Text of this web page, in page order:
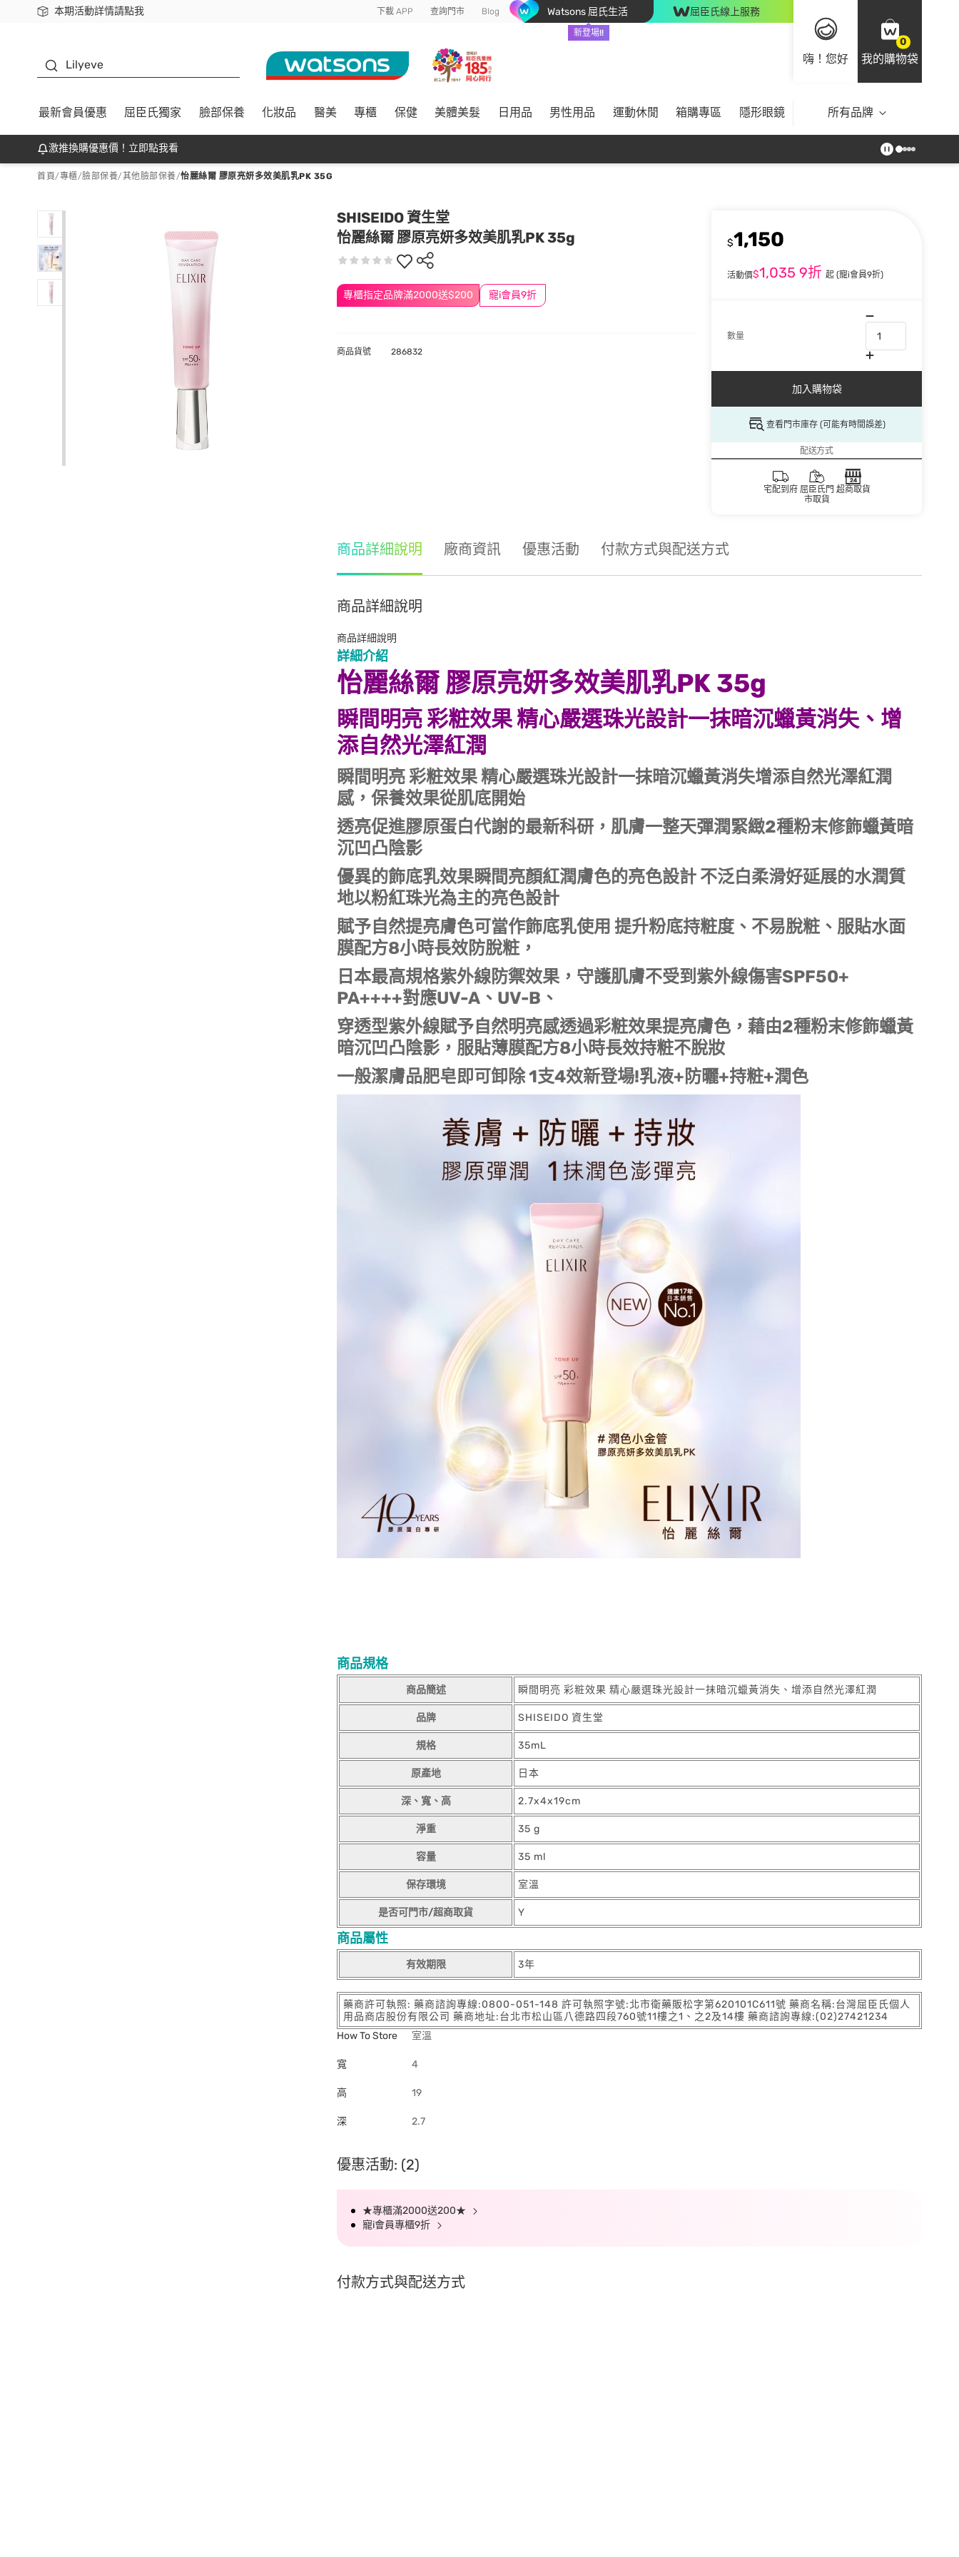
本期活動詳情請點我
下載app最高回饋$350 下載 APP 查詢門市 Blog Watsons 屈氏生活
新登場!!
屈臣氏線上服務
嗨！您好
0
我的購物袋
Lilyeve
最新會員優惠 屈臣氏獨家 臉部保養 化妝品 醫美 專櫃 保健 美體美髮 日用品 男性用品 運動休閒 箱購專區 隱形眼鏡 所有品牌
激推換購優惠價！立即點我看
首頁/專櫃/臉部保養/其他臉部保養/怡麗絲爾 膠原亮妍多效美肌乳PK 35G
SHISEIDO 資生堂
怡麗絲爾 膠原亮妍多效美肌乳PK 35g
專櫃指定品牌滿2000送$200 寵i會員9折
$1,150
活動價$1,035 9折 起 (寵i會員9折)
數量
加入購物袋
查看門市庫存 (可能有時間誤差)
配送方式
宅配到府 屈臣氏門
市取貨
超商取貨
商品貨號 286832
商品詳細說明 廠商資訊 優惠活動 付款方式與配送方式
商品詳細說明
商品詳細說明
詳細介紹
怡麗絲爾 膠原亮妍多效美肌乳PK 35g
瞬間明亮 彩粧效果 精心嚴選珠光設計一抹暗沉蠟黃消失、增
添自然光澤紅潤
瞬間明亮 彩粧效果 精心嚴選珠光設計一抹暗沉蠟黃消失增添自然光澤紅潤
感，保養效果從肌底開始
透亮促進膠原蛋白代謝的最新科研，肌膚一整天彈潤緊緻2種粉末修飾蠟黃暗
沉凹凸陰影
優異的飾底乳效果瞬間亮顏紅潤膚色的亮色設計 不泛白柔滑好延展的水潤質
地以粉紅珠光為主的亮色設計
賦予自然提亮膚色可當作飾底乳使用 提升粉底持粧度、不易脫粧、服貼水面
膜配方8小時長效防脫粧，
日本最高規格紫外線防禦效果，守護肌膚不受到紫外線傷害SPF50+
PA++++對應UV-A、UV-B、
穿透型紫外線賦予自然明亮感透過彩粧效果提亮膚色，藉由2種粉末修飾蠟黃
暗沉凹凸陰影，服貼薄膜配方8小時長效持粧不脫妝
一般潔膚品肥皂即可卸除 1支4效新登場!乳液+防曬+持粧+潤色
商品規格
商品簡述 瞬間明亮 彩粧效果 精心嚴選珠光設計一抹暗沉蠟黃消失、增添自然光澤紅潤
品牌 SHISEIDO 資生堂
規格 35mL
原產地 日本
深、寬、高 2.7x4x19cm
淨重 35 g
容量 35 ml
保存環境 室溫
是否可門市/超商取貨 Y
商品屬性
有效期限 3年
藥商許可執照: 藥商諮詢專線:0800-051-148 許可執照字號:北市衛藥販松字第620101C611號 藥商名稱:台灣屈臣氏個人
用品商店股份有限公司 藥商地址:台北市松山區八德路四段760號11樓之1、之2及14樓 藥商諮詢專線:(02)27421234
How To Store
室溫
寬 4
高 19
深 2.7
優惠活動: (2)
★專櫃滿2000送200★
寵i會員專櫃9折
付款方式與配送方式